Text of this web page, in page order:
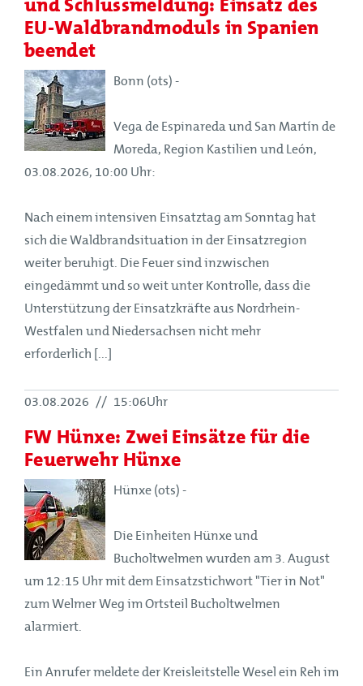
EU-Waldbrandmoduls in Spanien
beendet
Bonn (ots) -
Vega de Espinareda und San Martín de
Moreda, Region Kastilien und León,
03.08.2026, 10:00 Uhr:
Nach einem intensiven Einsatztag am Sonntag hat
sich die Waldbrandsituation in der Einsatzregion
weiter beruhigt. Die Feuer sind inzwischen
eingedämmt und so weit unter Kontrolle, dass die
Unterstützung der Einsatzkräfte aus Nordrhein-
Westfalen und Niedersachsen nicht mehr
erforderlich [...]
03.08.2026 // 15:06Uhr
FW Hünxe: Zwei Einsätze für die
Feuerwehr Hünxe
Hünxe (ots) -
Die Einheiten Hünxe und
Bucholtwelmen wurden am 3. August
um 12:15 Uhr mit dem Einsatzstichwort "Tier in Not"
zum Welmer Weg im Ortsteil Bucholtwelmen
alarmiert.
Ein Anrufer meldete der Kreisleitstelle Wesel ein Reh im